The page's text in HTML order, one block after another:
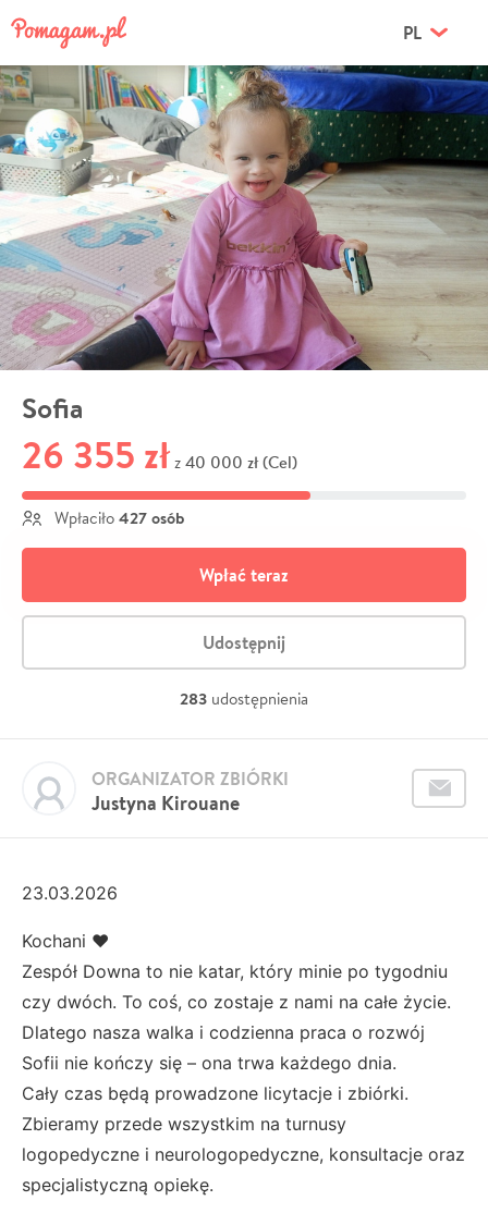
PL
Sofia
26 355 zł z 40 000 zł (Cel)
Wpłaciło 427 osób
Wpłać teraz
Udostępnij
283 udostępnienia
Justyna Kirouane
ORGANIZATOR ZBIÓRKI
23.03.2026
Kochani ❤️
Zespół Downa to nie katar, który minie po tygodniu
czy dwóch. To coś, co zostaje z nami na całe życie.
Dlatego nasza walka i codzienna praca o rozwój
Sofii nie kończy się – ona trwa każdego dnia.
Cały czas będą prowadzone licytacje i zbiórki.
Zbieramy przede wszystkim na turnusy
logopedyczne i neurologopedyczne, konsultacje oraz
specjalistyczną opiekę.